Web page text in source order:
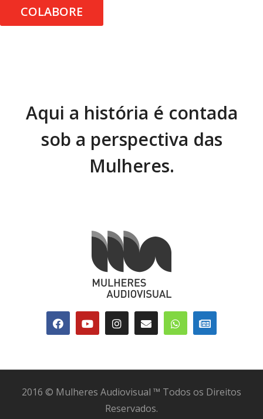
COLABORE
Aqui a história é contada
sob a perspectiva das
Mulheres.
2016 © Mulheres Audiovisual ™ Todos os Direitos
Reservados.